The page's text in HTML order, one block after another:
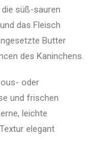
süß-sauren
das Fleisch
Butter
des Kaninchens.
oder
und frischen
leichte
elegant